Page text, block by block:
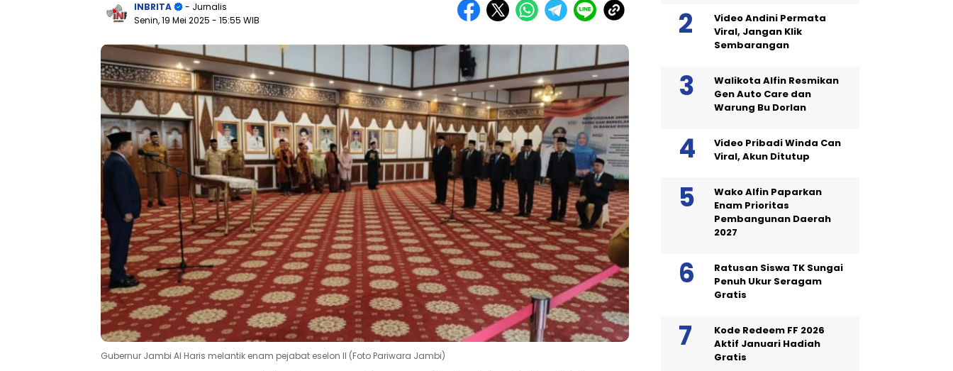
INBRITA
- Jurnalis
Senin, 19 Mei 2025 - 15:55 WIB
Gubernur Jambi Al Haris melantik enam pejabat eselon II (Foto Pariwara Jambi)
Video Andini Permata
Viral, Jangan Klik
Sembarangan
Walikota Alfin Resmikan
Gen Auto Care dan
Warung Bu Dorlan
Video Pribadi Winda Can
Viral, Akun Ditutup
Wako Alfin Paparkan
Enam Prioritas
Pembangunan Daerah
2027
Ratusan Siswa TK Sungai
Penuh Ukur Seragam
Gratis
Kode Redeem FF 2026
Aktif Januari Hadiah
Gratis